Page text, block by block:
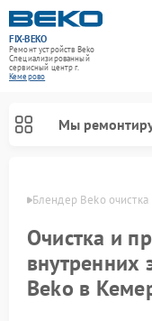
FIX-BEKO
Ремонт устройств Beko
Специализированный
cервисный центр г.
Кемерово
Мы
Блендер Beko
Очистка и
внутренних
Beko в